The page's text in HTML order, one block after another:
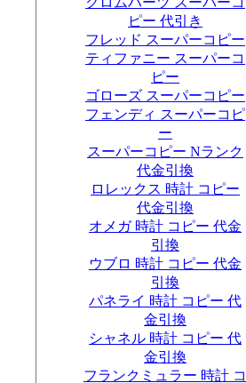
ピー 代引き
フレッド スーパーコピー
ティファニー スーパーコ
ピー
ゴローズ スーパーコピー
フェンディ スーパーコピ
ー
スーパーコピー Nランク
代金引換
ロレックス 時計 コピー
代金引換
オメガ 時計 コピー 代金
引換
ウブロ 時計 コピー 代金
引換
パネライ 時計 コピー 代
金引換
シャネル 時計 コピー 代
金引換
フランクミュラー 時計 コ